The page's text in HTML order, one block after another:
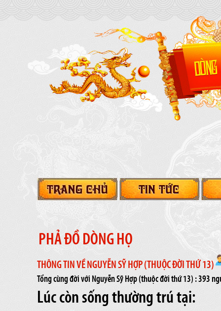
PHẢ ĐỒ DÒNG HỌ
THÔNG TIN VỀ NGUYỄN SỸ HỢP (THUỘC ĐỜI THỨ 13)
Tổng cùng đời với Nguyễn Sỹ Hợp (thuộc đời thứ 13) : 393
Lúc còn sống thường trú tại: